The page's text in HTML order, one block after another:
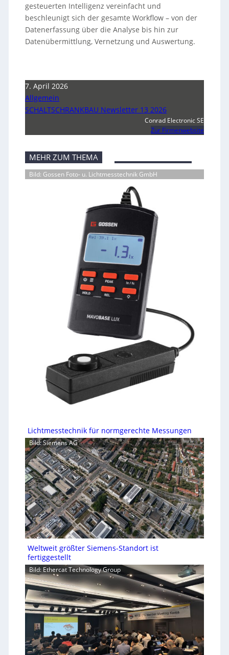
gesteuerten Intelligenz vereinfacht und
beschleunigt sich der gesamte Workflow – von der
Datenerfassung über die Analyse bis hin zur
Datenübermittlung, Vernetzung und Auswertung.
7. April 2026
Allgemein
SCHALTSCHRANKBAU Newsletter 13 2026
Conrad Electronic SE
Zur Firmenwebsite
MEHR ZUM THEMA
Bild: Gossen Foto- u. Lichtmesstechnik GmbH
Lichtmesstechnik für normgerechte Messungen
Bild: Siemens AG
Weltweit größter Siemens-Standort ist
fertiggestellt
Bild: Ethercat Technology Group